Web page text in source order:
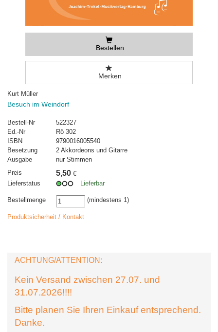
Bestellen
Merken
Kurt Müller
Besuch im Weindorf
Bestell-Nr
522327
Ed.-Nr
Rö 302
ISBN
9790016005540
Besetzung
2 Akkordeons und Gitarre
Ausgabe
nur Stimmen
Preis
5,50 €
Lieferstatus
Lieferbar
Bestellmenge (mindestens 1)
Produktsicherheit / Kontakt
ACHTUNG/ATTENTION:
Kein Versand zwischen 27.07. und
31.07.2026!!!!
Bitte planen Sie Ihren Einkauf entsprechend.
Danke.